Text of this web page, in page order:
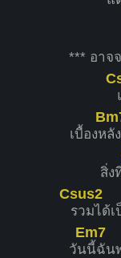
*** อาจ
เบื้องหลั
สิ่ง
Csus2
รวมได้
วัน
Em7
นี้ฉัน